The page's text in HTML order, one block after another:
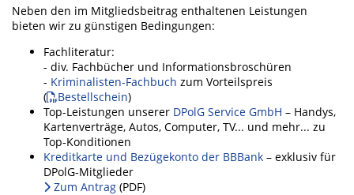
Neben den im Mitgliedsbeitrag enthaltenen Leistungen
bieten wir zu günstigen Bedingungen:
Fachliteratur:
- div. Fachbücher und Informationsbroschüren
- Kriminalisten-Fachbuch zum Vorteilspreis
(
Bestellschein)
Top-Leistungen unserer DPolG Service GmbH – Handys,
Kartenverträge, Autos, Computer, TV... und mehr... zu
Top-Konditionen
Kreditkarte und Bezügekonto der BBBank – exklusiv für
DPolG-Mitglieder
Zum Antrag (PDF)